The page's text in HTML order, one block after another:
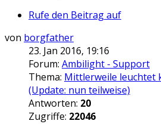
Rufe den Beitrag auf
von borgfather
23. Jan 2016, 19:16
Forum: Ambilight - Support
Thema: Mittlerweile leuchtet
(Update: nun teilweise)
Antworten: 20
Zugriffe: 22046